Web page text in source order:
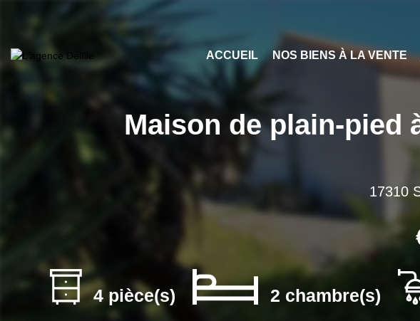
ACCUEIL NOS BIENS À LA VENTE
Maison de plain-pied
17310
4 pièce(s) 2 chambre(s)